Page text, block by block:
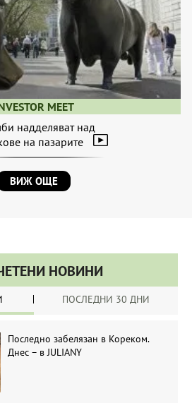
MEET
надделяват над
на пазарите
ВИЖ ОЩЕ
НОВИНИ
ПОСЛЕДНИ 30 ДНИ
Последно забелязан в Кореком.
Днес – в JULIANY